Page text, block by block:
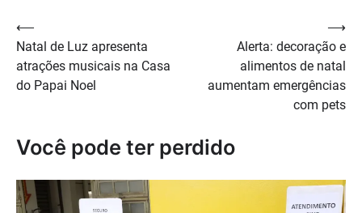
Navegação
de
Post
⟵
Natal de Luz apresenta
atrações musicais na Casa
do Papai Noel
Alerta: decoração e
alimentos de natal
aumentam emergências
com pets
⟶
Você pode ter perdido